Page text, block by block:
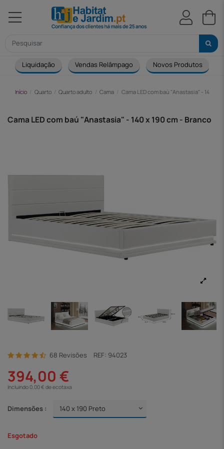
Liquidação Vendas Relâmpago Novos Produtos
Início Quarto Quarto adulto Cama Cama LED com baú "Anastasia" - 140 x
Cama LED com baú "Anastasia" - 140 x 190 cm - Branco
68 Revisões REF: 94023
394,00 €
Incluindo 0,00 € de ecotaxa
Dimensões :
Esgotado